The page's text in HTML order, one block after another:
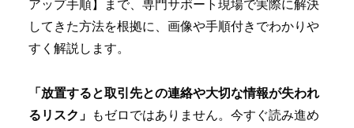
アップ手順】まで、専門サポート現場で実際に解決
してきた方法を根拠に、画像や手順付きでわかりや
すく解説します。
「放置すると取引先との連絡や大切な情報が失われ
るリスク」
もゼロではありません。今すぐ読み進め